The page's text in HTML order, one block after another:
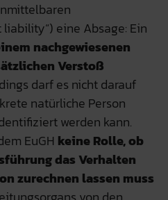
eine Absage: Ein
nachgewiesenen
Verstoß
darf es nicht darauf
natürliche Person
werden kann.
EuGH keine Rolle, ob
das Verhalten
zurechnen lassen muss